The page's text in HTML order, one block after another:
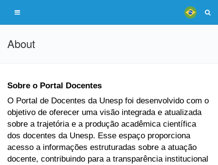
About
Sobre o Portal Docentes
O Portal de Docentes da Unesp foi desenvolvido com o
objetivo de oferecer uma visão integrada e atualizada
sobre a trajetória e a produção acadêmica científica
dos docentes da Unesp. Esse espaço proporciona
acesso a informações estruturadas sobre a atuação
docente, contribuindo para a transparência institucional